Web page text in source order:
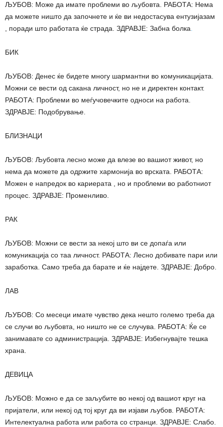
ЉУБОВ: Може да имате проблеми во љубовта. РАБОТА: Нема
да можете ништо да започнете и ќе ви недостасува ентузијазам
, поради што работата ќе страда. ЗДРАВЈЕ: Забна болка.
БИК
ЉУБОВ: Денес ќе бидете многу шармантни во комуникацијата.
Можни се вести од сакана личност, но не и директен контакт.
РАБОТА: Проблеми во меѓучовечките односи на работа.
ЗДРАВЈЕ: Подобрување.
БЛИЗНАЦИ
ЉУБОВ: Љубовта лесно може да влезе во вашиот живот, но
нема да можете да одржите хармонија во врската. РАБОТА:
Можен е напредок во кариерата , но и проблеми во работниот
процес. ЗДРАВЈЕ: Променливо.
РАК
ЉУБОВ: Можни се вести за некој што ви се допаѓа или
комуникација со таа личност. РАБОТА: Лесно добивате пари или
заработка. Само треба да барате и ќе најдете. ЗДРАВЈЕ: Добро.
ЛАВ
ЉУБОВ: Со месеци имате чувство дека нешто големо треба да
се случи во љубовта, но ништо не се случува. РАБОТА: Ќе се
занимавате со администрација. ЗДРАВЈЕ: Избегнувајте тешка
храна.
ДЕВИЦА
ЉУБОВ: Можно е да се заљубите во некој од вашиот круг на
пријатели, или некој од тој круг да ви изјави љубов. РАБОТА:
Интелектуална работа или работа со странци. ЗДРАВЈЕ: Слабо.